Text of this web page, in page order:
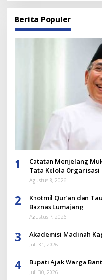
Berita Populer
1
Catatan Menjelang
Tata Kelola
Dirinya
Agustus 8, 2026
2
Khotmil Qur’an dan
Baznas Lumajang
Agustus 7, 2026
3 Akademisi Madinah
Juli 31, 2026
4 Bupati Ajak Warga
Juli 30, 2026